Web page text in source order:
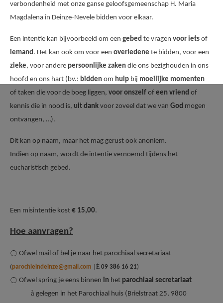
verbondenheid met onze ganse geloofsgemeenschap H. Maria
Magdalena in Deinze-Nevele bidden voor elkaar.
Een intentie kan bijvoorbeeld om een gebed te vragen voor iets of
iemand. Het kan ook om voor een overledene te bidden, voor een
zieke, voor andere persoonlijke zaken die ons bezighouden in ons
hoofd en ons hart (bv.: bidden om hulp bij moeilijke momenten
of taken die voor de boeg liggen, voor onszelf of een vriend of
kennis die in nood is, uit dank voor zoveel dat we van God mogen
ontvangen, …).
Dit kan op naam, maar het mag gerust ook anoniem.
Indien op naam, wordt de intentie vernoemd tijdens het
eucharistisch gebed.
Een misintentie kost € 15,00.
Hoe aanvragen?
⃝ Ofwel mail of bel je naar het parochiaal secretariaat
(parochieindeinze@gmail.com É 09 386 16 21)
⃝ Ofwel spring je eens binnen in het parochiaal secretariaat
à gelegen in het Parochiaal huis (Brielstraat 25, 9800